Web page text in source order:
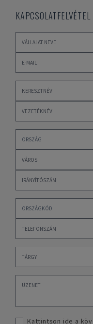
KAPCSOLATFELVÉTEL
Kattintson ide a